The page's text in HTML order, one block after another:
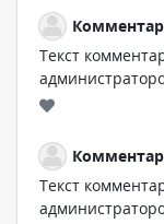
Текст
Текст